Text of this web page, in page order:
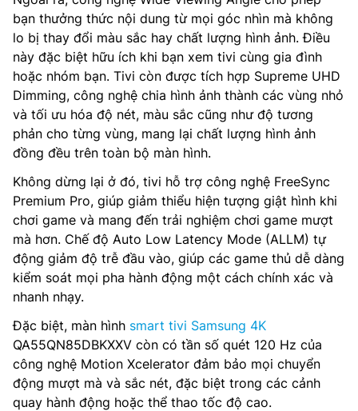
bạn thưởng thức nội dung từ mọi góc nhìn mà không
lo bị thay đổi màu sắc hay chất lượng hình ảnh. Điều
này đặc biệt hữu ích khi bạn xem tivi cùng gia đình
hoặc nhóm bạn. Tivi còn được tích hợp Supreme UHD
Dimming, công nghệ chia hình ảnh thành các vùng nhỏ
và tối ưu hóa độ nét, màu sắc cũng như độ tương
phản cho từng vùng, mang lại chất lượng hình ảnh
đồng đều trên toàn bộ màn hình.
Không dừng lại ở đó, tivi hỗ trợ công nghệ FreeSync
Premium Pro, giúp giảm thiểu hiện tượng giật hình khi
chơi game và mang đến trải nghiệm chơi game mượt
mà hơn. Chế độ Auto Low Latency Mode (ALLM) tự
động giảm độ trễ đầu vào, giúp các game thủ dễ dàng
kiểm soát mọi pha hành động một cách chính xác và
nhanh nhạy.
Đặc biệt, màn hình smart tivi Samsung 4K
QA55QN85DBKXXV còn có tần số quét 120 Hz của
công nghệ Motion Xcelerator đảm bảo mọi chuyển
động mượt mà và sắc nét, đặc biệt trong các cảnh
quay hành động hoặc thể thao tốc độ cao.